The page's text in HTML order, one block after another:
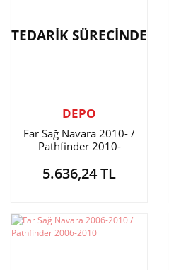
TEDARİK SÜRECİNDE
DEPO
Far Sağ Navara 2010- /
Pathfinder 2010-
5.636,24 TL